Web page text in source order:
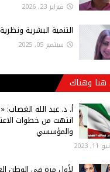
فبراير 23, 2026
التنمية البشرية
سبتمبر 05, 2025
وهناك
أ‌. د. عبد الله الغصاب:
انتهت من خطوات
والمؤسسي
2023